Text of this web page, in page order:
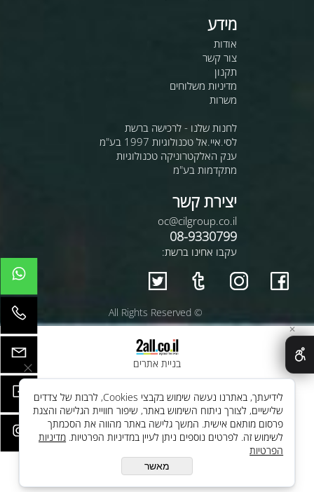
מידע
אודות
צור קשר
תקנון
מדיניות משלוחים
משרות
לחנות שלנו - לרכישה ברשת
לסי.איי.אל טכנולוגיות 1997 בע"מ
ענק האלקטרוניקה טכנולוגיות
מתקדמות בע"מ
יצירת קשר
oc@cilgroup.co.il
08-9330799
עקבו אחינו ברשת:
© All Rights Reserved
בניית אתרים
✕
לידיעתך, באתרנו נעשה שימוש בקבצי Cookies, לרבות של צדדים
שלישיים, לצורך ניתוח השימוש באתר, שיפור חוויית הגלישה והצגת
פרסום מותאם אישית. המשך גלישה באתר מהווה את הסכמתך
לשימוש זה. לפרטים נוספים ניתן לעיין במדיניות הפרטיות. מדיניות
הפרטיות
מאשר